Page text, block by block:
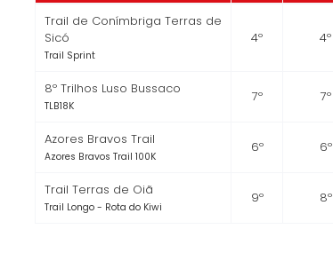
Trail de Conímbriga Terras de
Sicó
Trail Sprint
4º 4º
8º Trilhos Luso Bussaco
TLB18K
7º 7º
Azores Bravos Trail
Azores Bravos Trail 100K
6º 6º
Trail Terras de Oiã
Trail Longo - Rota do Kiwi
9º 8º